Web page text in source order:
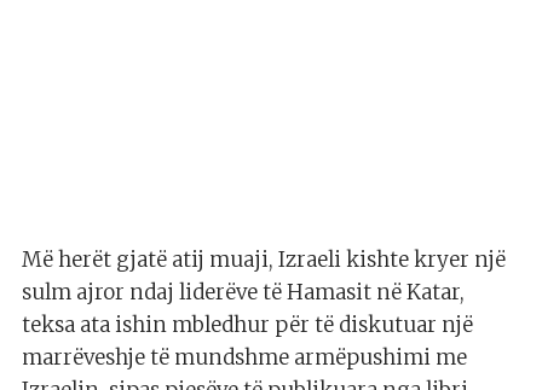
Më herët gjatë atij muaji, Izraeli kishte kryer një
sulm ajror ndaj liderëve të Hamasit në Katar,
teksa ata ishin mbledhur për të diskutuar një
marrëveshje të mundshme armëpushimi me